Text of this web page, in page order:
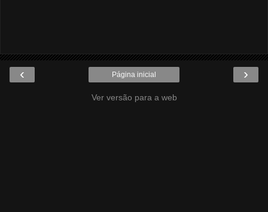
‹ ›
Página inicial
Ver versão para a web